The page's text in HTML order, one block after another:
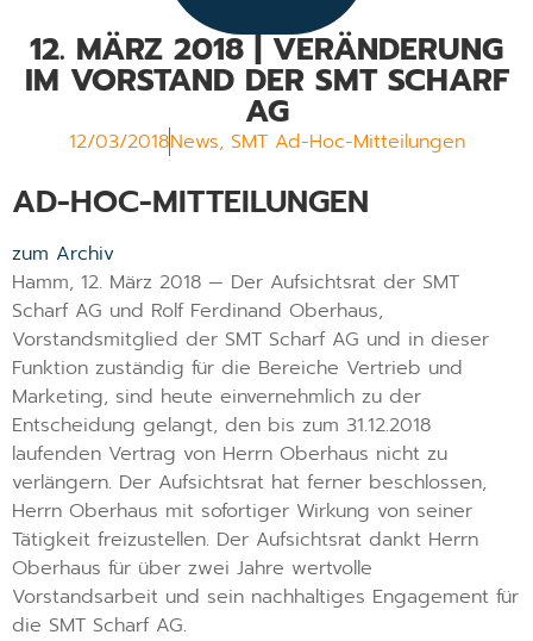
12. MÄRZ 2018 | VERÄNDERUNG
IM VORSTAND DER SMT SCHARF
AG
12/03/2018News, SMT Ad-Hoc-Mitteilungen
AD-HOC-MITTEILUNGEN
zum Archiv
Hamm, 12. März 2018 — Der Aufsichtsrat der SMT
Scharf AG und Rolf Ferdinand Oberhaus,
Vorstandsmitglied der SMT Scharf AG und in dieser
Funktion zuständig für die Bereiche Vertrieb und
Marketing, sind heute einvernehmlich zu der
Entscheidung gelangt, den bis zum 31.12.2018
laufenden Vertrag von Herrn Oberhaus nicht zu
verlängern. Der Aufsichtsrat hat ferner beschlossen,
Herrn Oberhaus mit sofortiger Wirkung von seiner
Tätigkeit freizustellen. Der Aufsichtsrat dankt Herrn
Oberhaus für über zwei Jahre wertvolle
Vorstandsarbeit und sein nachhaltiges Engagement für
die SMT Scharf AG.